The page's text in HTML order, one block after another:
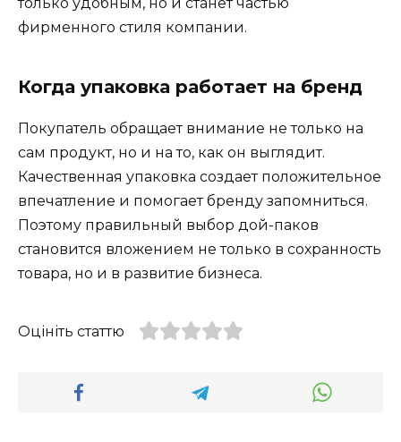
фирменного стиля компании.
Когда упаковка работает на бренд
Покупатель обращает внимание не только на
сам продукт, но и на то, как он выглядит.
Качественная упаковка создает положительное
впечатление и помогает бренду запомниться.
Поэтому правильный выбор дой-паков
становится вложением не только в сохранность
товара, но и в развитие бизнеса.
Оцініть статтю